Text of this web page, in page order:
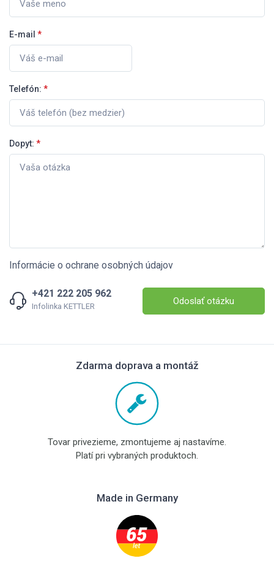
E-mail *
Telefón: *
Dopyt: *
Informácie o ochrane osobných údajov
+421 222 205 962
Infolinka KETTLER Odoslať otázku
Zdarma doprava a montáž
Tovar privezieme, zmontujeme aj nastavíme.
Platí pri vybraných produktoch.
Made in Germany